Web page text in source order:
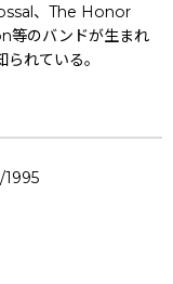
、The Honor
のバンドが生まれ
れている。
1995